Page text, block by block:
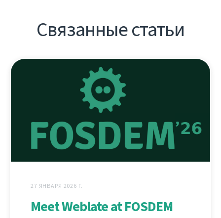
Связанные статьи
27 ЯНВАРЯ 2026 Г.
Meet Weblate at FOSDEM